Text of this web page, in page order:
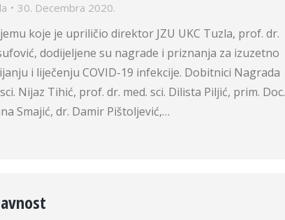
30. Decembra 2020.
koje je upriličio direktor JZU UKC Tuzla, prof. dr.
dodijeljene su nagrade i priznanja za izuzetno
i liječenju COVID-19 infekcije. Dobitnici Nagrada
Nijaz Tihić, prof. dr. med. sci. Dilista Piljić, prim. Doc.
Smajić, dr. Damir Pištoljević,…